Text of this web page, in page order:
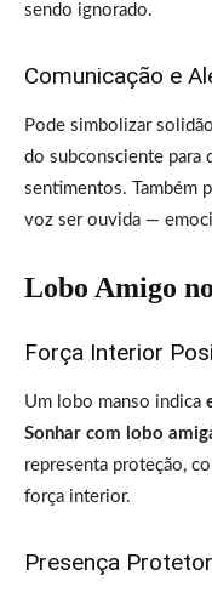
sendo ignorado.
Comunicação e
Pode simbolizar
do subconsciente para
sentimentos. Também
voz ser ouvida —
Lobo Amigo
Força Interior
Um lobo manso indica
Sonhar com lobo
representa proteção,
força interior.
Presença